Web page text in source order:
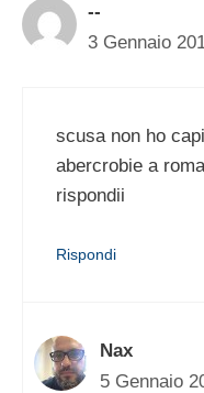
--
3 Gennaio
scusa non ho
abercrobie a
rispondii
Rispondi
Nax
5 Gennaio